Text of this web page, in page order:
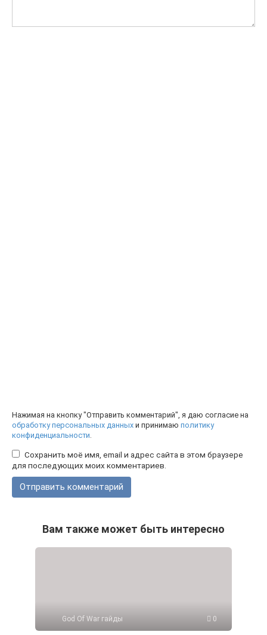
Нажимая на кнопку "Отправить комментарий", я даю согласие на
обработку персональных данных и принимаю политику
конфиденциальности.
Сохранить моё имя, email и адрес сайта в этом браузере
для последующих моих комментариев.
Вам также может быть интересно
God Of War гайды 0